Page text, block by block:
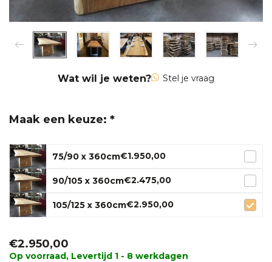
Wat wil je weten? Stel je vraag
Maak een keuze: *
75/90 x 360cm€1.950,00
90/105 x 360cm€2.475,00
105/125 x 360cm€2.950,00
€2.950,00
Op voorraad, Levertijd 1 - 8 werkdagen